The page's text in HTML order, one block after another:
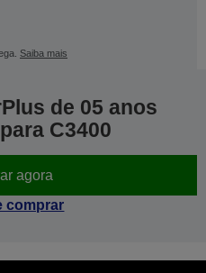
Saiba mais
de 05 anos
C3400
agora
comprar